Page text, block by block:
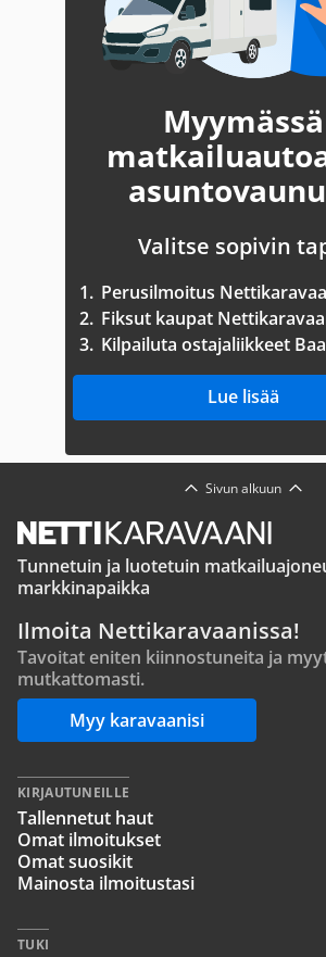
Myymässä
Valitse sopivin
1. Perusilmoitus
2. Fiksut kaupat
3. Kilpailuta ostajaliikkeet
Lue lisää
Sivun alkuun
Tunnetuin ja luotetuin
markkinapaikka
Ilmoita Nettikaravaanissa!
Tavoitat eniten kiinnostuneita ja
mutkattomasti.
Myy karavaanisi
KIRJAUTUNEILLE
Tallennetut haut
Omat ilmoitukset
Omat suosikit
Mainosta ilmoitustasi
TUKI